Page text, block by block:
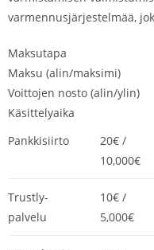
varmennusjärjestelmää,
Maksutapa
Maksu (alin/maksimi)
Voittojen nosto (alin/ylin)
Käsittelyaika
Pankkisiirto
20€ /
10,000€
Trustly-
palvelu
10€ /
5,000€